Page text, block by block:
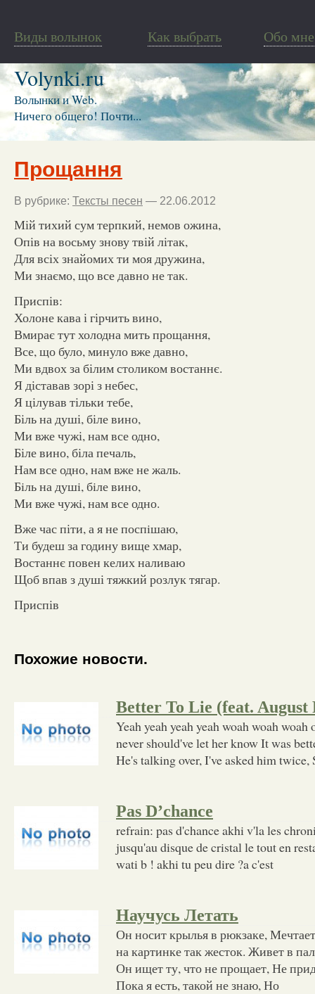
Виды волынок Как выбрать Обо мне
Volynki.ru
Волынки и Web.
Ничего общего! Почти...
Прощання
В рубрике: Тексты песен — 22.06.2012
Мій тихий сум терпкий, немов ожина,
Опів на восьму знову твій літак,
Для всіх знайомих ти моя дружина,
Ми знаємо, що все давно не так.
Приспів:
Холоне кава і гірчить вино,
Вмирає тут холодна мить прощання,
Все, що було, минуло вже давно,
Ми вдвох за білим столиком востаннє.
Я діставав зорі з небес,
Я цілував тільки тебе,
Біль на душі, біле вино,
Ми вже чужі, нам все одно,
Біле вино, біла печаль,
Нам все одно, нам вже не жаль.
Бiль на душi, бiле вино,
Ми вже чужi, нам все одно.
Вже час піти, а я не поспiшаю,
Ти будеш за годину вище хмар,
Востаннє повен келих наливаю
Щоб впав з душі тяжкий розлук тягар.
Приспів
Похожие новости.
Better To Lie (feat. August
Yeah yeah yeah yeah woah woah
never should've let her know It was
He's talking over, I've asked him twice,
Pas D’chance
refrain: pas d'chance akhi v'la les
jusqu'au disque de cristal le tout en
wati b ! akhi tu peu dire ?a c'est
Научусь Летать
Он носит крылья в рюкзаке,
на картинке так жесток. Живет в
Он ищет ту, что не прощает, Не
Пока я есть, такой не знаю, Но